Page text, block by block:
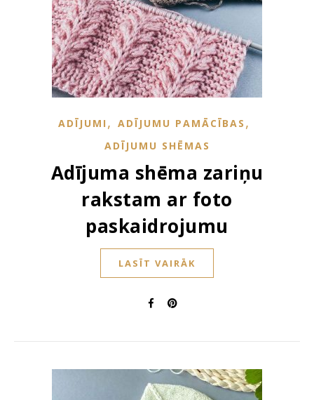
ADĪJUMI , ADĪJUMU PAMĀCĪBAS ,
ADĪJUMU SHĒMAS
Adījuma shēma zariņu
rakstam ar foto
paskaidrojumu
LASĪT VAIRĀK